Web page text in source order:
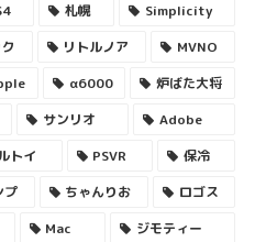
札幌
Simplicity
リトルノア
MVNO
α6000
炉ばた大将
サンリオ
Adobe
トイ PSVR
保冷
プ ちゃんりお
ロゴス
Mac ジモティー